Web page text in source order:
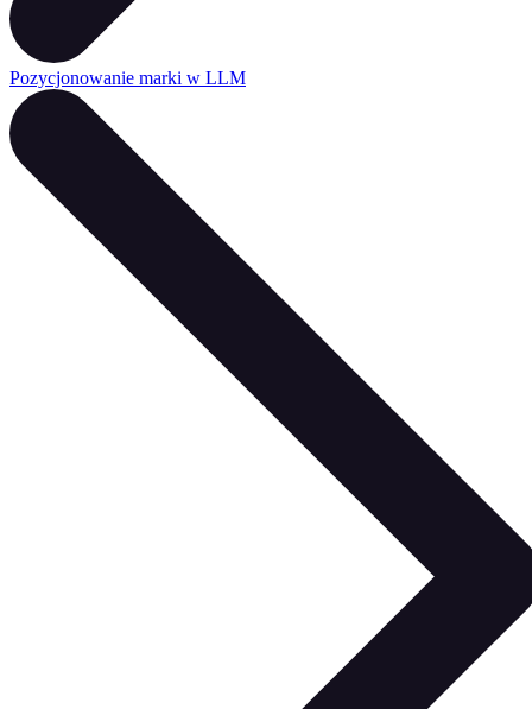
Pozycjonowanie marki w LLM